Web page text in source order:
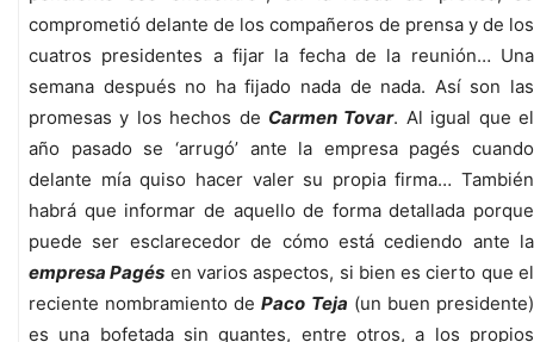
comprometió delante de los compañeros de prensa y de los
cuatros presidentes a fijar la fecha de la reunión… Una
semana después no ha fijado nada de nada. Así son las
promesas y los hechos de Carmen Tovar. Al igual que el
año pasado se ‘arrugó’ ante la empresa pagés cuando
delante mía quiso hacer valer su propia firma… También
habrá que informar de aquello de forma detallada porque
puede ser esclarecedor de cómo está cediendo ante la
empresa Pagés en varios aspectos, si bien es cierto que el
reciente nombramiento dePaco Teja (un buen presidente)
es una bofetada sin guantes, entre otros, a los propios